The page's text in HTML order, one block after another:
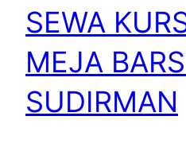
SEWA
MEJA
SUDIRMAN